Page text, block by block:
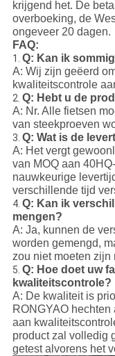
krijgend het. De
overboeking, de
ongeveer 20 dagen.
FAQ:
1. Q: Kan ik
A: Wij zijn geëerd
kwaliteitscontrole
2. Q: Hebt u de
A: Nr. Alle fietsen
van steekproeven
3. Q: Wat is de
A: Het vergt
van MOQ aan
nauwkeurige
verschillende tijd
4. Q: Kan ik
mengen?
A: Ja, kunnen de
worden gemengd,
zou niet moeten zijn
5. Q: Hoe doet uw
kwaliteitscontrole?
A: De kwaliteit is
RONGYAO
aan
product zal volledig
getest alvorens het